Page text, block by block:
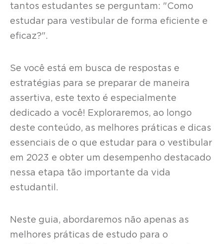
tantos estudantes se perguntam: "Como
estudar para vestibular de forma eficiente e
eficaz?".
Se você está em busca de respostas e
estratégias para se preparar de maneira
assertiva, este texto é especialmente
dedicado a você! Exploraremos, ao longo
deste conteúdo, as melhores práticas e dicas
essenciais de o que estudar para o vestibular
em 2023 e obter um desempenho destacado
nessa etapa tão importante da vida
estudantil.
Neste guia, abordaremos não apenas as
melhores práticas de estudo para o